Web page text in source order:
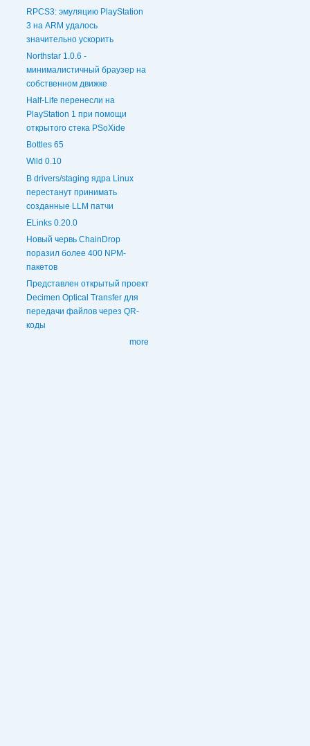
RPCS3: эмуляцию PlayStation
3 на ARM удалось
значительно ускорить
Northstar 1.0.6 -
минималистичный браузер на
собственном движке
Half-Life перенесли на
PlayStation 1 при помощи
открытого стека PSoXide
Bottles 65
Wild 0.10
В drivers/staging ядра Linux
перестанут принимать
созданные LLM патчи
ELinks 0.20.0
Новый червь ChainDrop
поразил более 400 NPM-
пакетов
Представлен открытый проект
Decimen Optical Transfer для
передачи файлов через QR-
коды
more